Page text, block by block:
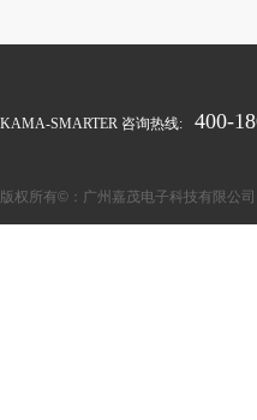
KAMA-SMARTER 咨询热线: 400-
版权所有©：广州嘉茂电子科技有限公司